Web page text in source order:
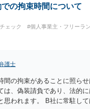
して，移籍・独⽴を諦めさ
ています。 ライバー事務所
なたのケースでも、独占禁止
れら⾏為が実際に独占禁⽌法
らして個別に判断されるこ
して，不当に不利益を与える
が⽬的に照らして過⼤である
無やその⽔準，あらかじめ⼗
別具体的に判断される」と
じ、挙げられている事情を
お、退所等で事務所側と揉
の拘束時間について
ェック #個人事業主・フリーラ
護士
間の拘束があることに照ら
は、偽装請負であり、法的
思われます。 B社に常駐し